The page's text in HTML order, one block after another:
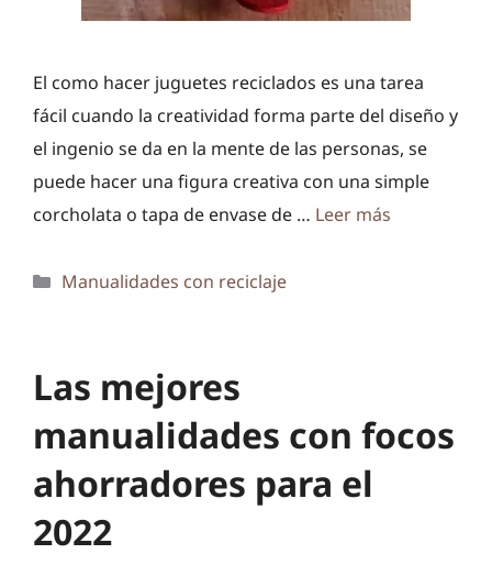
El como hacer juguetes reciclados es una tarea
fácil cuando la creatividad forma parte del diseño y
el ingenio se da en la mente de las personas, se
puede hacer una figura creativa con una simple
corcholata o tapa de envase de … Leer más
Categorías
Manualidades con reciclaje
Las mejores
manualidades con focos
ahorradores para el
2022